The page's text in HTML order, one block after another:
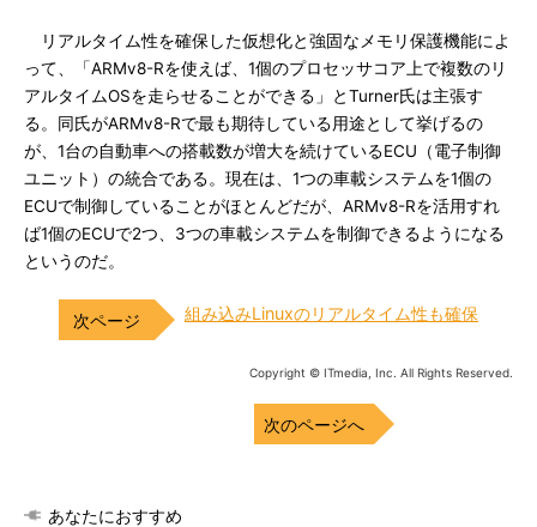
リアルタイム性を確保した仮想化と強固なメモリ保護機能によ
って、「ARMv8-Rを使えば、1個のプロセッサコア上で複数のリ
アルタイムOSを走らせることができる」とTurner氏は主張す
る。同氏がARMv8-Rで最も期待している用途として挙げるの
が、1台の自動車への搭載数が増大を続けているECU（電子制御
ユニット）の統合である。現在は、1つの車載システムを1個の
ECUで制御していることがほとんどだが、ARMv8-Rを活用すれ
ば1個のECUで2つ、3つの車載システムを制御できるようになる
というのだ。
組み込みLinuxのリアルタイム性も確保
Copyright © ITmedia, Inc. All Rights Reserved.
次のページへ
あなたにおすすめ